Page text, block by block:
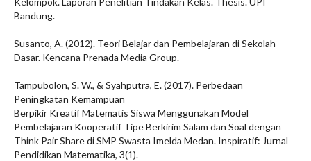
Bandung.
Susanto, A. (2012). Teori Belajar dan Pembelajaran di Sekolah
Dasar. Kencana Prenada Media Group.
Tampubolon, S. W., & Syahputra, E. (2017). Perbedaan
Peningkatan Kemampuan
Berpikir Kreatif Matematis Siswa Menggunakan Model
Pembelajaran Kooperatif Tipe Berkirim Salam dan Soal dengan
Think Pair Share di SMP Swasta Imelda Medan. Inspiratif: Jurnal
Pendidikan Matematika, 3(1).